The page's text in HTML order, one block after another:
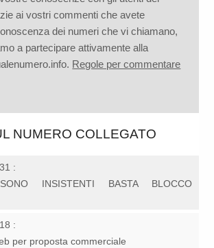
ai vostri commenti che avete
dei numeri che vi chiamano,
a partecipare attivamente alla
Regole per commentare
NUMERO COLLEGATO
:
INSISTENTI BASTA BLOCCO
:
per proposta commerciale